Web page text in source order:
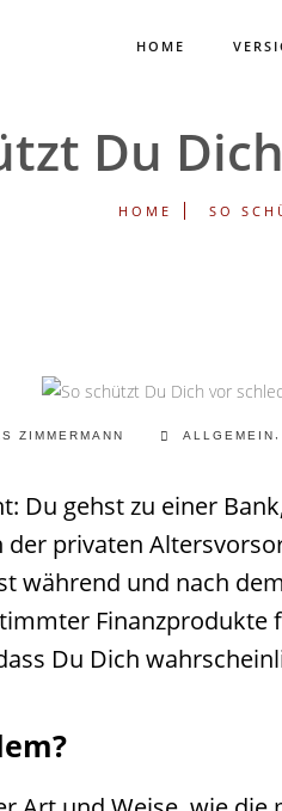
HOME
Du
HOME SO
ZIMMERMANN ALLGEMEIN
Du gehst zu einer
privaten
während und nach
Du Dich